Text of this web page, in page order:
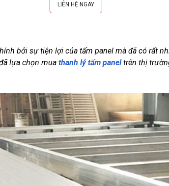
LIÊN HỆ NGAY
bởi sự tiện lợi của tấm panel mà đã có rất
lựa chọn mua thanh lý tấm panel trên thị